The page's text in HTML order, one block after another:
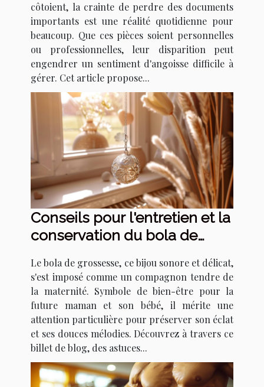
côtoient, la crainte de perdre des documents
importants est une réalité quotidienne pour
beaucoup. Que ces pièces soient personnelles
ou professionnelles, leur disparition peut
engendrer un sentiment d'angoisse difficile à
gérer. Cet article propose...
Conseils pour l'entretien et la
conservation du bola de
Le bola de grossesse, ce bijou sonore et délicat,
s'est imposé comme un compagnon tendre de
la maternité. Symbole de bien-être pour la
future maman et son bébé, il mérite une
attention particulière pour préserver son éclat
et ses douces mélodies. Découvrez à travers ce
billet de blog, des astuces...